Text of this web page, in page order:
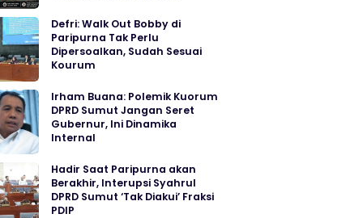
Defri: Walk Out Bobby di
Paripurna Tak Perlu
Dipersoalkan, Sudah Sesuai
Kourum
Irham Buana: Polemik Kuorum
DPRD Sumut Jangan Seret
Gubernur, Ini Dinamika
Internal
Hadir Saat Paripurna akan
Berakhir, Interupsi Syahrul
DPRD Sumut ‘Tak Diakui’ Fraksi
PDIP